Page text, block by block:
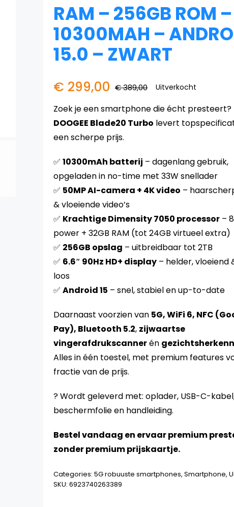
RAM – 256GB ROM –
10300MAH –
15.0 – ZWART
€389,00
prijs
€ 389,00.
€ 299,00
Huidige
prijs
€ 299,00.
Uitverkocht
Zoek je een smartphone die écht presteert?
DOOGEE Blade20 Turbo levert
een scherpe prijs.
✅ 10300mAh batterij – dagenlang gebruik,
opgeladen in no-time met 33W snellader
✅ 50MP AI-camera + 4K video –
& vloeiende video’s
✅ Krachtige Dimensity 7050 processor–
power + 32GB RAM (tot 24GB virtueel extra)
✅ 256GB opslag – uitbreidbaar tot 2TB
✅ 6.6″ 90Hz HD+ display– helder, vloeiend
loos
✅ Android 15 – snel, stabiel en up-to-date
Daarnaast voorzien van 5G, WiFi 6, NFC
Pay), Bluetooth 5.2, zijwaartse
vingerafdrukscannerén
Alles in één toestel, met premium features
fractie van de prijs.
? Wordt geleverd met: oplader, USB-C-
beschermfolie en handleiding.
Bestel vandaag en ervaar premium
zonder premium prijskaartje.
Categories: 5G robuuste smartphones, Smartphone,
SKU: 6923740263389